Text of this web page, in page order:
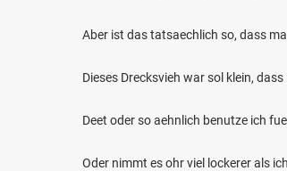
Aber ist das tatsaechlich so, dass
Dieses Drecksvieh war sol klein,
Deet oder so aehnlich benutze ich
Oder nimmt es ohr viel lockerer als